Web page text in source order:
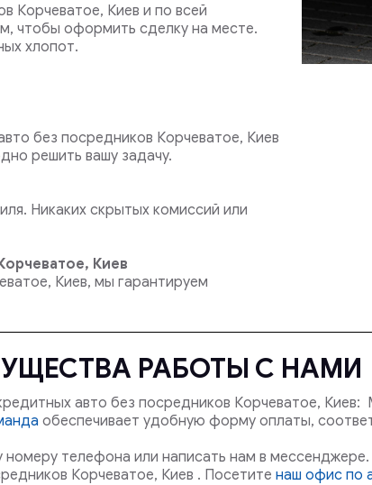
Корчеватое, Киев и по всей
чтобы оформить сделку на месте.
хлопот.
без посредников Корчеватое, Киев
решить вашу задачу.
Никаких скрытых комиссий или
Киев
Киев, мы гарантируем
РАБОТЫ С НАМИ
авто без посредников Корчеватое,
обеспечивает удобную форму оплаты,
номеру телефона или написать нам в
Корчеватое, Киев . Посетите наш офис по